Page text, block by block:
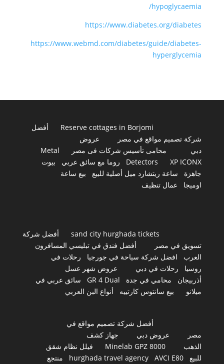
hypoglycaemia/
https://www.diabetes.org/diabetes
https://www.webmd.com/diabetes/guide/diabetes-
hyperglycemia
Reserve cottages in Borjomi
أفضل
شركة تصميم مواقع في مصر
عروض
دبي
محامى تأسيس شركات فى مصر
Metal
Detectors
XP ICONX روما مع سائق عربي
بيوت
جاهزة
ساعة ريتشارد ميل أصلية للبيع
بيع ساعة
اوميجا
عمال تنظيف
sand city hurghada tickets
أفضل شركة
تسويق في مصر
أفضل فندق في تبليسي المسافرون
العرب
افضل شركة سياحة في جورجيا
رحلات في
روسيا
رحلات في دبي
عروض شهر عسل
أذربيجان
محامي في جدة GR 4 Dual
سائق عربي في
ميلانو
بيع سانتوس كارتييه أنواع البن العربي
أفضل شركة تصميم مواقع في
مصر
عروض دبي
جهاز كشف
الذهب
Minelab GPZ 8000
فيلل نظام شقق
للبيع
hurghada travel agency AVCI E80 منتجع